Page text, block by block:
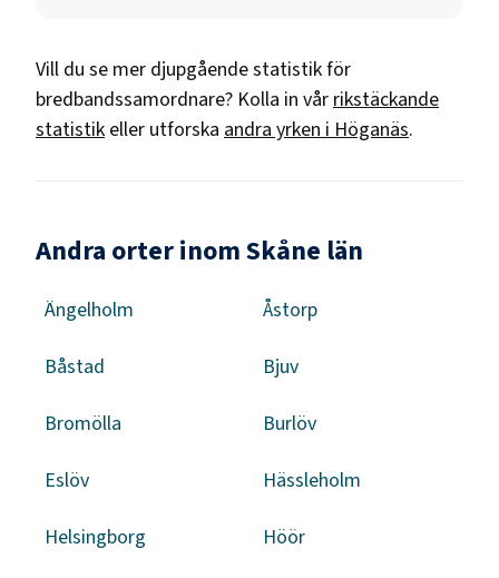
Vill du se mer djupgående statistik för
bredbandssamordnare? Kolla in vår rikstäckande
statistik eller utforska andra yrken i Höganäs.
Andra orter inom Skåne län
Ängelholm Åstorp
Båstad Bjuv
Bromölla Burlöv
Eslöv Hässleholm
Helsingborg Höör